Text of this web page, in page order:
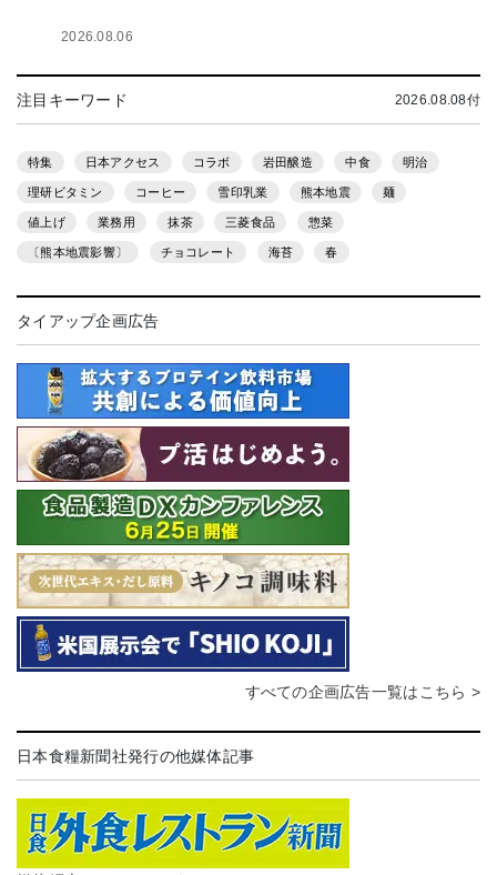
2026.08.06
注目キーワード 2026.08.08付
特集 日本アクセス コラボ 岩田醸造 中食 明治
理研ビタミン コーヒー 雪印乳業 熊本地震 麺
値上げ 業務用 抹茶 三菱食品 惣菜
〔熊本地震影響〕 チョコレート 海苔 春
タイアップ企画広告
すべての企画広告一覧はこちら >
日本食糧新聞社発行の他媒体記事